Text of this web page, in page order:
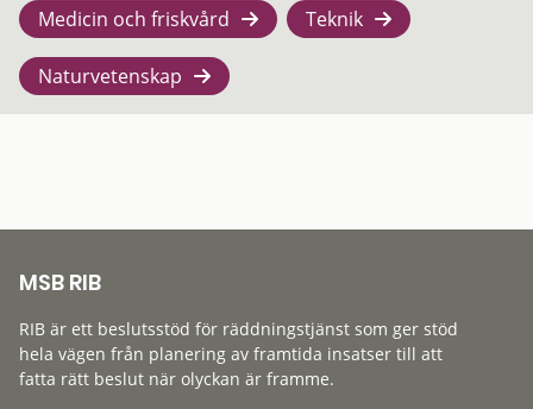
Medicin och friskvård Teknik
Naturvetenskap
MSB RIB
RIB är ett beslutsstöd för räddningstjänst som ger stöd
hela vägen från planering av framtida insatser till att
fatta rätt beslut när olyckan är framme.